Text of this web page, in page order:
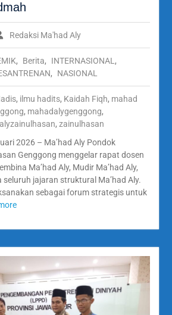
Redaksi Ma'had Aly
, Berita, INTERNASIONAL ,
, NASIONAL
, ilmu hadits, Kaidah Fiqh, mahad
, mahadalygenggong,
, zainulhasan
2026 – Ma’had Aly Pondok
Genggong menggelar rapat dosen
Ma’had Aly, Mudir Ma’had Aly,
seluruh jajaran struktural Ma’had Aly.
sebagai forum strategis untuk